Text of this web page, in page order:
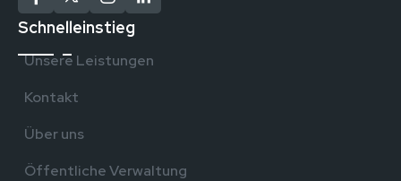
Schnelleinstieg
Unsere Leistungen
Kontakt
Über uns
Öffentliche Verwaltung